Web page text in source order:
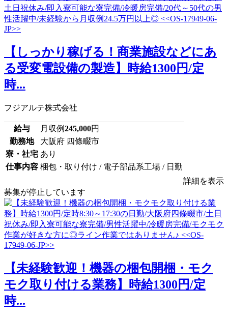
【しっかり稼げる！商業施設などにあ
る受変電設備の製造】時給1300円/定
時...
フジアルテ株式会社
給与 月収例245,000円
勤務地
大阪府 四條畷市
寮・社宅 あり
仕事内容 梱包・取り付け / 電子部品系工場 / 日勤
詳細を表示
募集が停止しています
【未経験歓迎！機器の梱包開梱・モク
モク取り付ける業務】時給1300円/定
時...